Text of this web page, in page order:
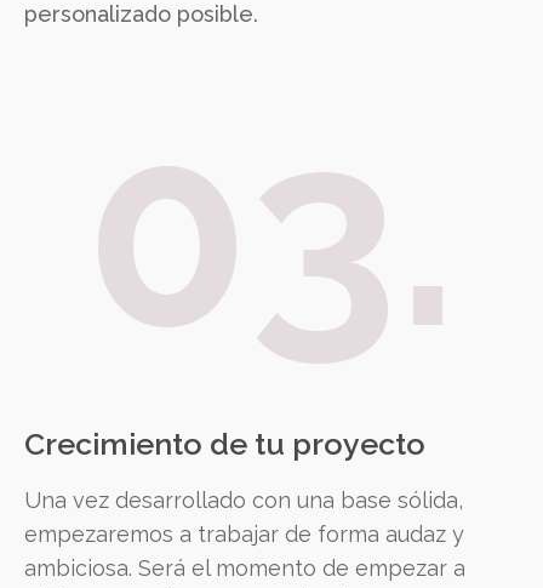
personalizado posible.
03.
Crecimiento de tu proyecto
Una vez desarrollado con una base sólida,
empezaremos a trabajar de forma audaz y
ambiciosa. Será el momento de empezar a